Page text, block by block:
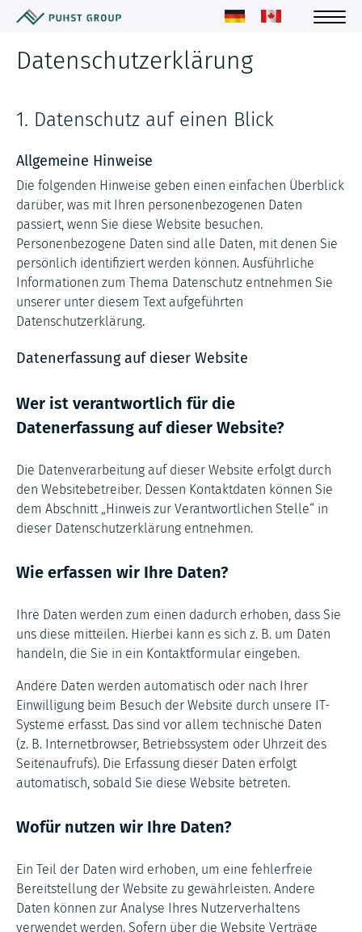
Datenschutzerklärung
1. Datenschutz auf einen Blick
Allgemeine Hinweise
Die folgenden Hinweise geben einen einfachen Überblick
darüber, was mit Ihren personenbezogenen Daten
passiert, wenn Sie diese Website besuchen.
Personenbezogene Daten sind alle Daten, mit denen Sie
persönlich identifiziert werden können. Ausführliche
Informationen zum Thema Datenschutz entnehmen Sie
unserer unter diesem Text aufgeführten
Datenschutzerklärung.
Datenerfassung auf dieser Website
Wer ist verantwortlich für die
Datenerfassung auf dieser Website?
Die Datenverarbeitung auf dieser Website erfolgt durch
den Websitebetreiber. Dessen Kontaktdaten können Sie
dem Abschnitt „Hinweis zur Verantwortlichen Stelle“ in
dieser Datenschutzerklärung entnehmen.
Wie erfassen wir Ihre Daten?
Ihre Daten werden zum einen dadurch erhoben, dass Sie
uns diese mitteilen. Hierbei kann es sich z. B. um Daten
handeln, die Sie in ein Kontaktformular eingeben.
Andere Daten werden automatisch oder nach Ihrer
Einwilligung beim Besuch der Website durch unsere IT-
Systeme erfasst. Das sind vor allem technische Daten
(z. B. Internetbrowser, Betriebssystem oder Uhrzeit des
Seitenaufrufs). Die Erfassung dieser Daten erfolgt
automatisch, sobald Sie diese Website betreten.
Wofür nutzen wir Ihre Daten?
Ein Teil der Daten wird erhoben, um eine fehlerfreie
Bereitstellung der Website zu gewährleisten. Andere
Daten können zur Analyse Ihres Nutzerverhaltens
verwendet werden. Sofern über die Website Verträge